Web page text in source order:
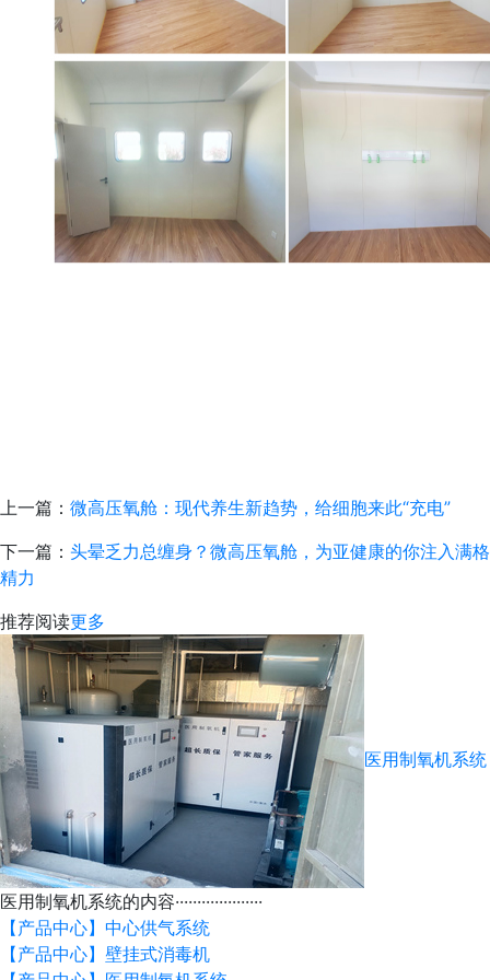
上一篇： 微高压氧舱：现代养生新趋势，给细胞来此“充电”
下一篇： 头晕乏力总缠身？微高压氧舱，为亚健康的你注入满格
精力
推荐阅读更多
医用制氧机系统
医用制氧机系统的内容····················
【产品中心】中心供气系统
【产品中心】壁挂式消毒机